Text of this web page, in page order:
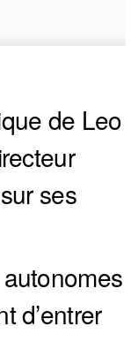
de Leo
ses
d’entrer